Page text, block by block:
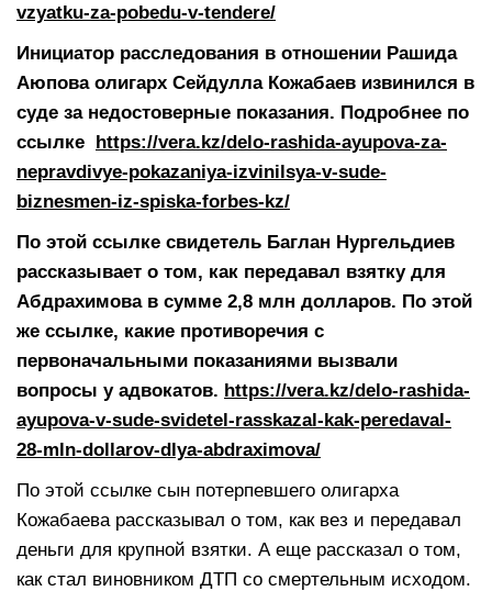
vzyatku-za-pobedu-v-tendere/
Инициатор расследования в отношении Рашида
Аюпова олигарх Сейдулла Кожабаев извинился в
суде за недостоверные показания. Подробнее по
ссылке https://vera.kz/delo-rashida-ayupova-za-
nepravdivye-pokazaniya-izvinilsya-v-sude-
biznesmen-iz-spiska-forbes-kz/
По этой ссылке свидетель Баглан Нургельдиев
рассказывает о том, как передавал взятку для
Абдрахимова в сумме 2,8 млн долларов. По этой
же ссылке, какие противоречия с
первоначальными показаниями вызвали
вопросы у адвокатов. https://vera.kz/delo-rashida-
ayupova-v-sude-svidetel-rasskazal-kak-peredaval-
28-mln-dollarov-dlya-abdraximova/
По этой ссылке сын потерпевшего олигарха
Кожабаева рассказывал о том, как вез и передавал
деньги для крупной взятки. А еще рассказал о том,
как стал виновником ДТП со смертельным исходом.